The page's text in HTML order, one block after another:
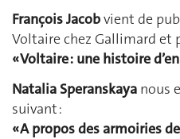
François Jacobvient de
Voltaire chez Gallimard et
« Voltaire : une histoire
Natalia Speranskaya nous
suivant :
« A propos des armoiries